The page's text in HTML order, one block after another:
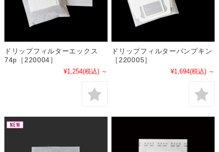
ドリップフィルターエックス
74p［220004］
¥1,254(税込) ～
ドリップフィルターパンプキン
［220005］
¥1,694(税込) ～